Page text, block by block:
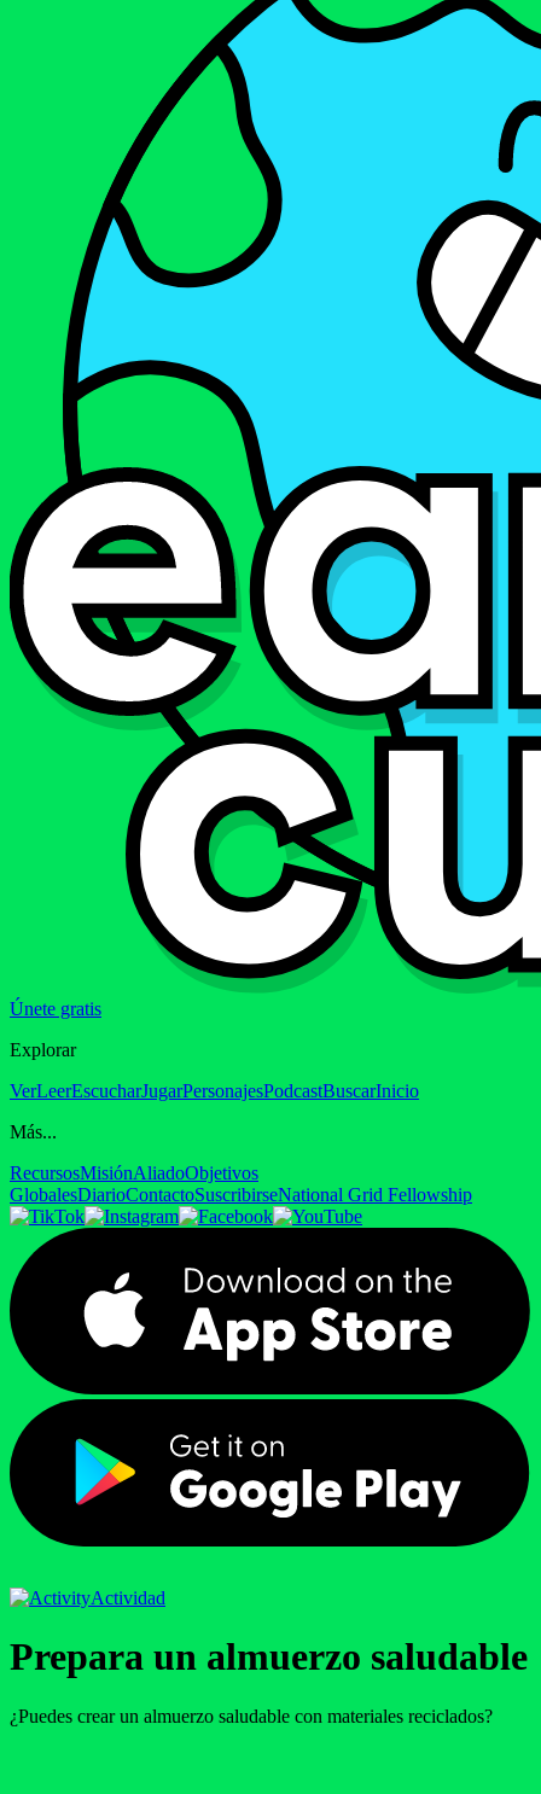
Únete gratis
Explorar
VerLeerEscucharJugarPersonajesPodcastBuscarInicio
Más...
RecursosMisiónAliadoObjetivos
GlobalesDiarioContactoSuscribirseNational Grid Fellowship
Actividad
Prepara un almuerzo saludable
¿Puedes crear un almuerzo saludable con materiales reciclados?